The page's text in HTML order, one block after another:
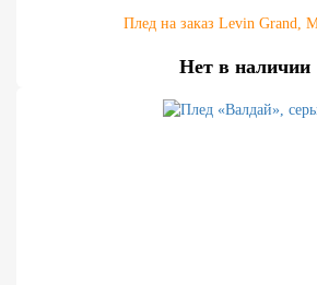
Плед на заказ Levin Grand,
Нет в наличии